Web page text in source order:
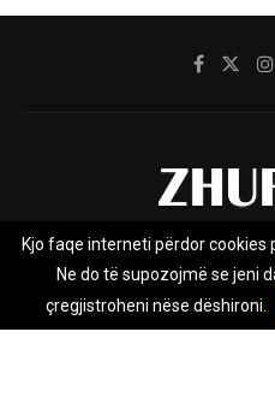
Rreth nesh Impresumi
Zhurnal.mk është Agjenci e
Kjo faqe interneti përdor cookies
Ne do të supozojmë se jeni
çregjistroheni nëse dëshironi.